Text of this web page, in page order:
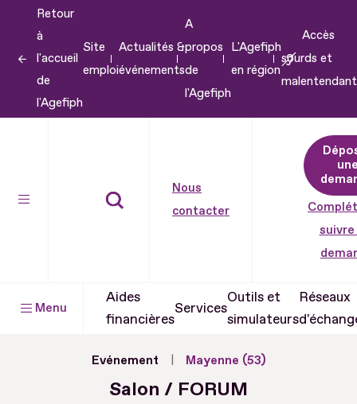
contenu
Retour
à
l'accueil
de
l'Agefiph
Site
emploi
Actualités &
événements
A
propos
de
l'Agefiph
L'Agefiph
en région
Accès
sourds et
Nous
contacter
suivre
Menu
Aides
financières
Services
Outils et
simulateurs
Réseaux
Evénement Mayenne (53)
Salon / FORUM